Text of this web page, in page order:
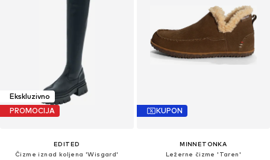
Ekskluzivno
PROMOCIJA
EDITED
Čizme iznad koljena 'Wisgard'
KUPON
MINNETONKA
Ležerne čizme 'Taren'